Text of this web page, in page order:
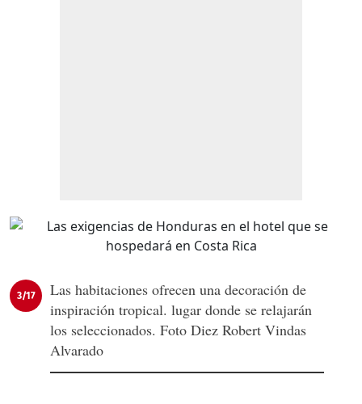
3/17
Las habitaciones ofrecen una decoración de
inspiración tropical. lugar donde se relajarán
los seleccionados. Foto Diez Robert Vindas
Alvarado